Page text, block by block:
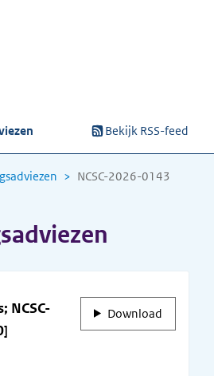
Bekijk RSS-feed
NCSC-2026-0143
Download
NCSC-